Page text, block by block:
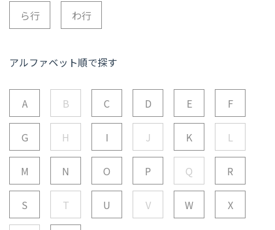
ら行 わ行
アルファベット順で探す
A B C D E F
G H I J K L
M N O P Q R
S T U V W X